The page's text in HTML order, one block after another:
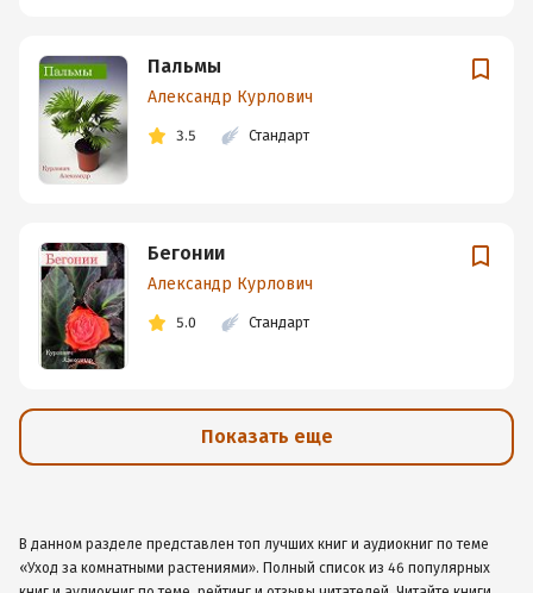
Пальмы
Александр Курлович
3.5 Стандарт
Бегонии
Александр Курлович
5.0 Стандарт
Показать еще
В данном разделе представлен топ лучших книг и аудиокниг по теме
«Уход за комнатными растениями». Полный список из 46 популярных